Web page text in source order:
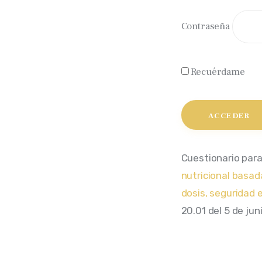
Contraseña
Recuérdame
Cuestionario
nutricional
dosis, seguridad
20.01 del 5 de